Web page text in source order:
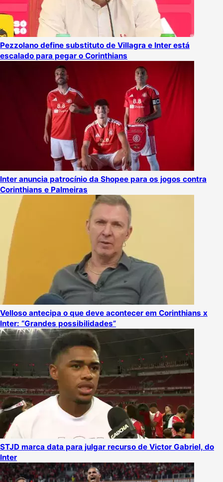
Pezzolano define substituto de Villagra e Inter está
escalado para pegar o Corinthians
Inter anuncia patrocínio da Shopee para os jogos contra
Corinthians e Palmeiras
Velloso antecipa o que deve acontecer em Corinthians x
Inter: “Grandes possibilidades”
STJD marca data para julgar recurso de Victor Gabriel, do
Inter